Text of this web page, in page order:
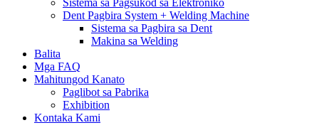
Sistema sa Pagsukod sa Elektroniko
Dent Pagbira System + Welding Machine
Sistema sa Pagbira sa Dent
Makina sa Welding
Balita
Mga FAQ
Mahitungod Kanato
Paglibot sa Pabrika
Exhibition
Kontaka Kami